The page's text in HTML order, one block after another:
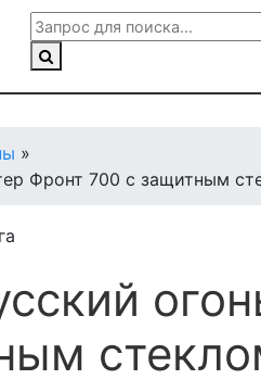
»
Фронт 700 с защитным